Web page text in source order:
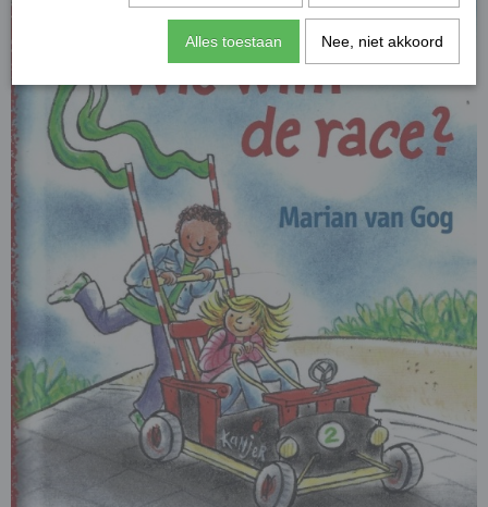
Alles toestaan Nee, niet akkoord